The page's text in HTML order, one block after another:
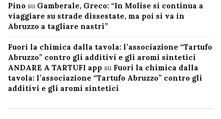
Pino su Gamberale, Greco: “In Molise si continua a
viaggiare su strade dissestate, ma poi si va in
Abruzzo a tagliare nastri”
Fuori la chimica dalla tavola: l’associazione “Tartufo
Abruzzo” contro gli additivi e gli aromi sintetici
ANDARE A TARTUFI app su Fuori la chimica dalla
tavola: l’associazione “Tartufo Abruzzo” contro gli
additivi e gli aromi sintetici